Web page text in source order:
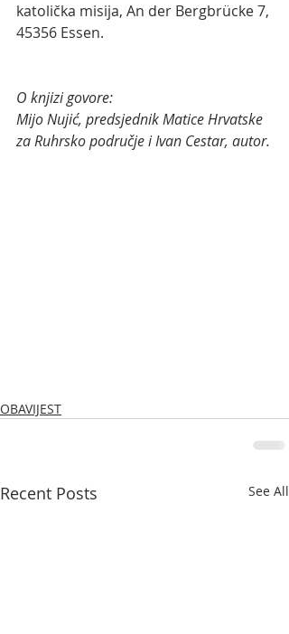
katolička misija, An der Bergbrücke 7,
45356 Essen.
O knjizi govore:
Mijo Nujić, predsjednik Matice Hrvatske
za Ruhrsko područje i Ivan Cestar, autor.
OBAVIJEST
Recent Posts See All